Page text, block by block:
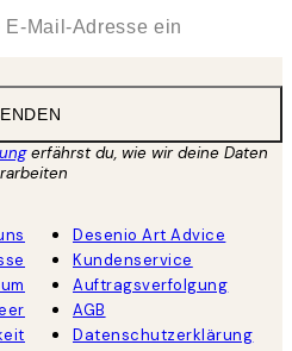
erfährst du, wie wir deine Daten
Desenio Art Advice
Kundenservice
Auftragsverfolgung
AGB
Datenschutzerklärung